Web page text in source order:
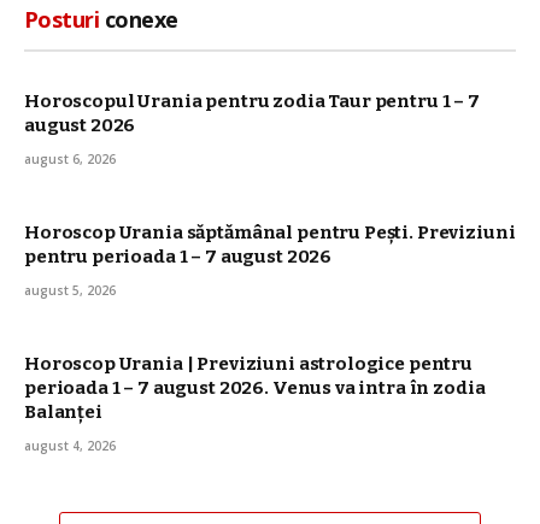
Posturi conexe
Horoscopul Urania pentru zodia Taur pentru 1 – 7
august 2026
august 6, 2026
Horoscop Urania săptămânal pentru Pești. Previziuni
pentru perioada 1 – 7 august 2026
august 5, 2026
Horoscop Urania | Previziuni astrologice pentru
perioada 1 – 7 august 2026. Venus va intra în zodia
Balanței
august 4, 2026